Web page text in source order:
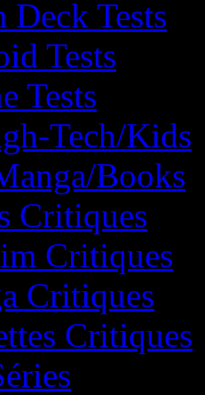
Deck Tests
Tests
Tests
Tech/Kids
Books
Critiques
Critiques
Critiques
Critiques